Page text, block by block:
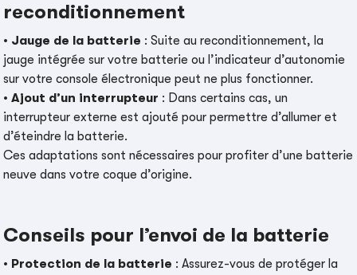
reconditionnement
• Jauge de la batterie : Suite au reconditionnement, la
jauge intégrée sur votre batterie ou l’indicateur d’autonomie
sur votre console électronique peut ne plus fonctionner.
•Ajout d’un interrupteur : Dans certains cas, un
interrupteur externe est ajouté pour permettre d’allumer et
d’éteindre la batterie.
Ces adaptations sont nécessaires pour profiter d’une batterie
neuve dans votre coque d’origine.
Conseils pour l’envoi de la batterie
• Protection de la batterie : Assurez-vous de protéger la